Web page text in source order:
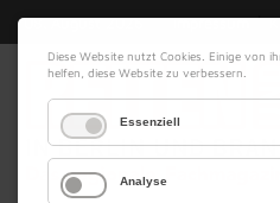
08. August 2026 Impressum|
Diese Website nutzt Cookies. Einige von
helfen, diese Website zu verbessern.
Essenziell
Analyse